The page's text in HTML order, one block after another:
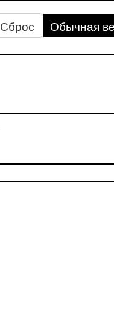
Сброс Обычная